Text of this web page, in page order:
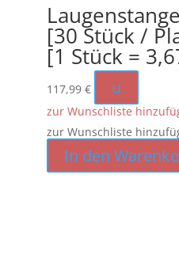
[30 Stück /
[1 Stück =
117,99 € u
zur Wunschliste
zur Wunschliste
In den